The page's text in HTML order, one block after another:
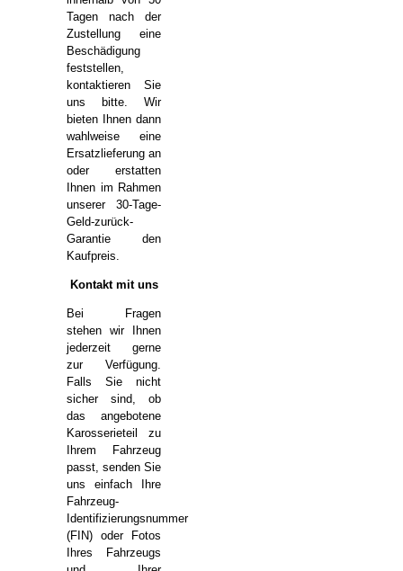
Tagen nach der
Zustellung eine
Beschädigung
feststellen,
kontaktieren Sie
uns bitte. Wir
bieten Ihnen dann
wahlweise eine
Ersatzlieferung an
oder erstatten
Ihnen im Rahmen
unserer 30-Tage-
Geld-zurück-
Garantie den
Kaufpreis.
Kontakt mit uns
Bei Fragen
stehen wir Ihnen
jederzeit gerne
zur Verfügung.
Falls Sie nicht
sicher sind, ob
das angebotene
Karosserieteil zu
Ihrem Fahrzeug
passt, senden Sie
uns einfach Ihre
Fahrzeug-
Identifizierungsnummer
(FIN) oder Fotos
Ihres Fahrzeugs